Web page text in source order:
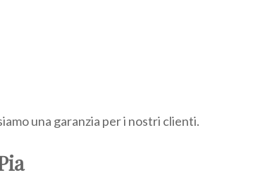
una garanzia per i nostri clienti.